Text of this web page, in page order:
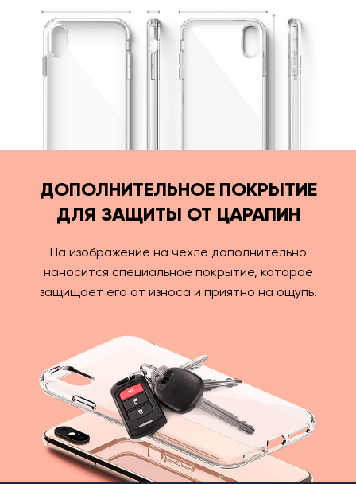
ДОПОЛНИТЕЛЬНОЕ ПОКРЫТИЕ
ДЛЯ ЗАЩИТЫ ОТ ЦАРАПИН
На изображение на чехле дополнительно
наносится специальное покрытие, которое
защищает его от износа и приятно на ощупь.